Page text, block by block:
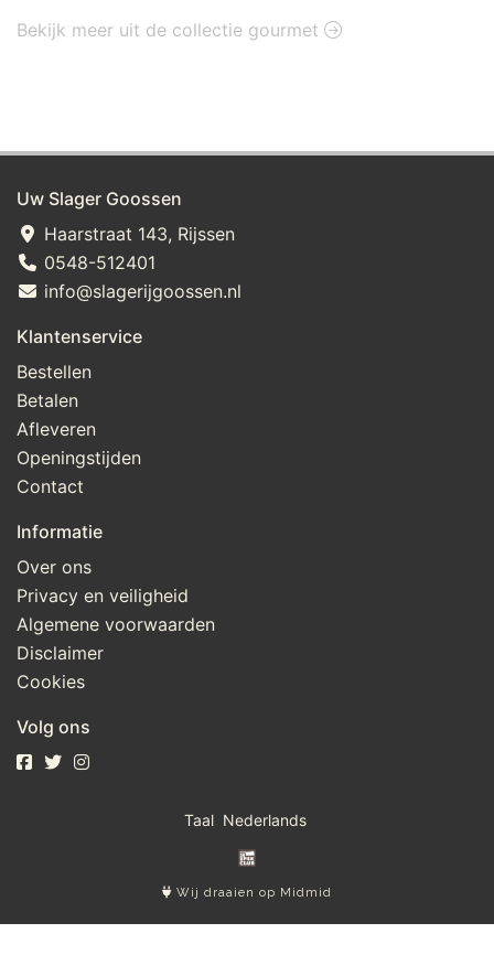
Bekijk meer uit de collectie gourmet
Uw Slager Goossen
Haarstraat 143, Rijssen
0548-512401
info@slagerijgoossen.nl
Klantenservice
Bestellen
Betalen
Afleveren
Openingstijden
Contact
Informatie
Over ons
Privacy en veiligheid
Algemene voorwaarden
Disclaimer
Cookies
Volg ons
Taal
Wij draaien op Midmid